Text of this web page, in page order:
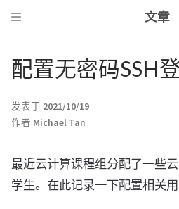
文章
配置无密码SSH
发表于 2021/10/19
作者 Michael Tan
最近云计算课程组分配了一些
学生。在此记录一下配置相关用